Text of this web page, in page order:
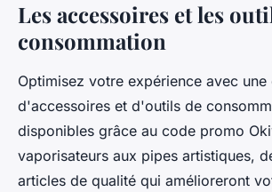
Les accessoires et les
consommation
Optimisez votre expérience avec une
d'accessoires et d'outils de
disponibles grâce au code promo
vaporisateurs aux pipes artistiques,
articles de qualité qui amélioreront